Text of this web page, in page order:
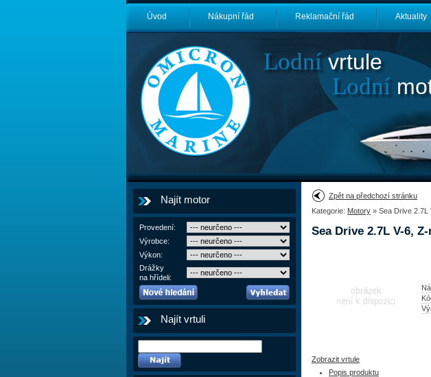
Úvod Nákupní řád Reklamační řád Aktuality
Lodnívrtule
Lodní
Najít motor
Provedení:
Výrobce:
Výkon:
Drážky
na hřídeli:
Najít vrtuli
Zpět na předchozí stránku
Kategorie: Motory » Sea Drive 2.7L
Sea Drive 2.7L V-6,
Zobrazit vrtule
Popis produktu